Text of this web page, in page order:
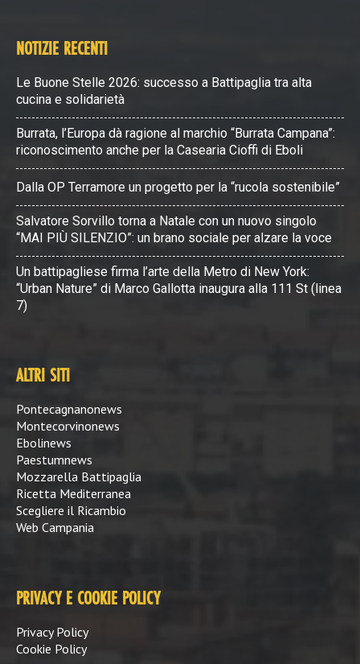
NOTIZIE RECENTI
Le Buone Stelle 2026: successo a Battipaglia tra alta
cucina e solidarietà
Burrata, l’Europa dà ragione al marchio “Burrata Campana”:
riconoscimento anche per la Casearia Cioffi di Eboli
Dalla OP Terramore un progetto per la “rucola sostenibile”
Salvatore Sorvillo torna a Natale con un nuovo singolo
“MAI PIÙ SILENZIO”: un brano sociale per alzare la voce
Un battipagliese firma l’arte della Metro di New York:
“Urban Nature” di Marco Gallotta inaugura alla 111 St (linea
7)
ALTRI SITI
Pontecagnanonews
Montecorvinonews
Ebolinews
Paestumnews
Mozzarella Battipaglia
Ricetta Mediterranea
Scegliere il Ricambio
Web Campania
PRIVACY E COOKIE POLICY
Privacy Policy
Cookie Policy